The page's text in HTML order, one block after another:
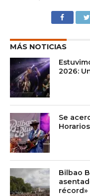
MÁS NOTICIAS
2026:
Se
Horarios
Bilbao
récord»